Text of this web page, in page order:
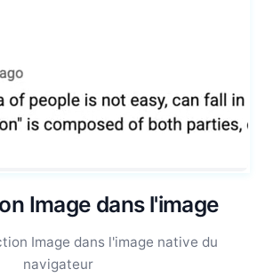
Image dans l'image
Image dans l'image native du
navigateur